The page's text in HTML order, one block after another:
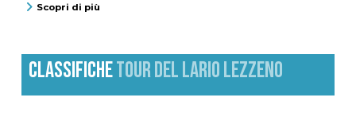
Scopri di più
CLASSIFICHETOUR DEL LARIO LEZZENO